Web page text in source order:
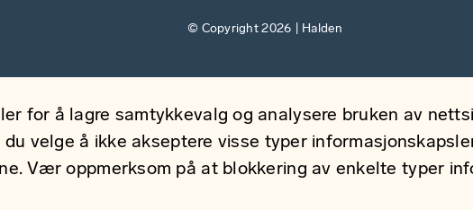
© Copyright 2026 | Halden
for å lagre samtykkevalg og analysere bruken av
velge å ikke akseptere visse typer
Vær oppmerksom på at blokkering av enkelte typer